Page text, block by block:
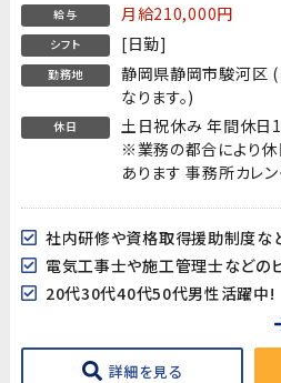
給与 月給210,000円
シフト [日勤]
勤務地
静岡県静岡市駿河区
なります。)
休日
土日祝休み 年間休日
※業務の都合により
あります 事務所カレ
社内研修や資格取得援助制度な
20代30代40代50代男性活躍中!
詳細を見る